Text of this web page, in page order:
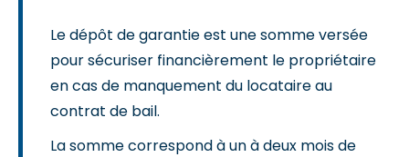
Le dépôt de garantie est une somme versée
pour sécuriser financièrement le propriétaire
en cas de manquement du locataire au
contrat de bail.
La somme correspond à un à deux mois de